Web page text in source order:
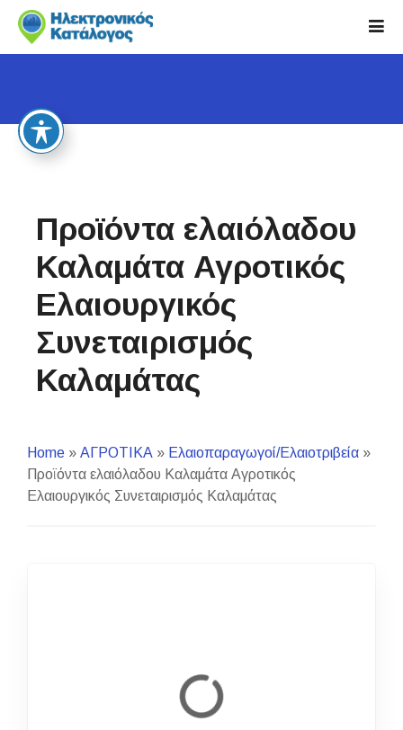
i
Προϊόντα ελαιόλαδου
Καλαμάτα Αγροτικός
Ελαιουργικός
Συνεταιρισμός
Καλαμάτας
Home » ΑΓΡΟΤΙΚΑ » Ελαιοπαραγωγοί/Ελαιοτριβεία »
Προϊόντα ελαιόλαδου Καλαμάτα Αγροτικός
Ελαιουργικός Συνεταιρισμός Καλαμάτας